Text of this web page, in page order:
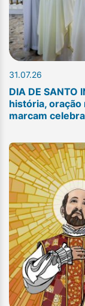
31.07.26
DIA DE SANTO
história,
marcam